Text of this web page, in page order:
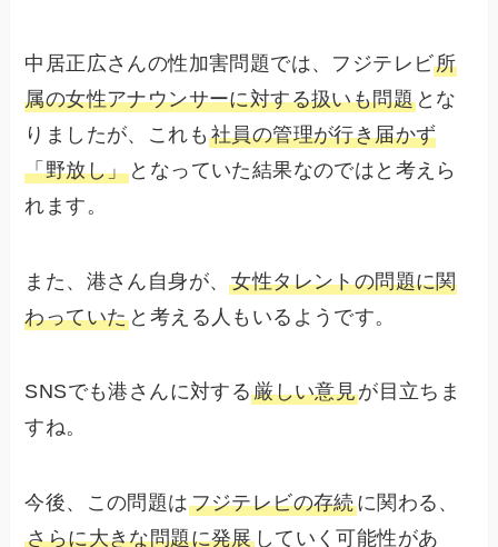
中居正広さんの性加害問題では、フジテレビ所
属の女性アナウンサーに対する扱いも問題 とな
りましたが、これも社員の管理が行き届かず
「野放し」 となっていた結果なのではと考えら
れます。
また、港さん自身が、女性タレントの問題に関
わっていた と考える人もいるようです。
SNSでも港さんに対する厳しい意見が目立ちま
すね。
今後、この問題はフジテレビの存続に関わる、
さらに大きな問題に発展していく可能性があ